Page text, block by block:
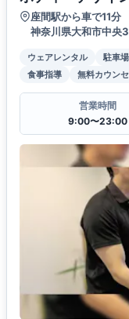
座間駅から車で11分
神奈川県大和市中
ウェアレンタル 駐車場
食事指導
無料カウン
営業時間
9:00〜23:00